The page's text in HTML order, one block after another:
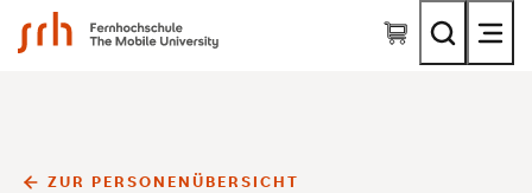
SRH Fernhochschule - The Mobile University
ZUR PERSONENÜBERSICHT